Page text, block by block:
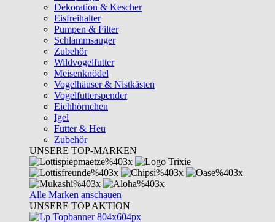
Dekoration & Kescher
Eisfreihalter
Pumpen & Filter
Schlammsauger
Zubehör
Wildvogelfutter
Meisenknödel
Vogelhäuser & Nistkästen
Vogelfutterspender
Eichhörnchen
Igel
Futter & Heu
Zubehör
UNSERE TOP-MARKEN
Alle Marken anschauen
UNSERE TOP AKTION